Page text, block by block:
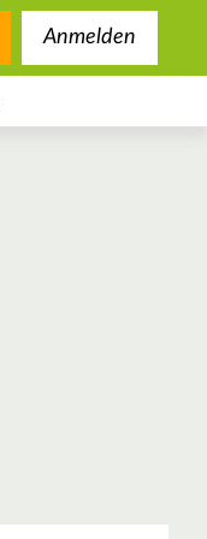
Anmelden